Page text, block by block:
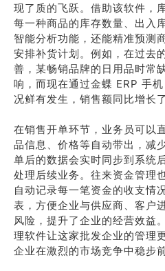
现了质的飞跃。借助该软件，
每一种商品的库存数量、出入
智能分析功能，还能精准预测
安排补货计划。例如，在过去
善，某畅销品牌的日用品时常
响，而现在通过金蝶 ERP 手
况鲜有发生，销售额同比增长
在销售开单环节，业务员可以
品信息、价格等自动带出，减
单后的数据会实时同步到系统
处理后续业务。往来资金管理
自动记录每一笔资金的收支情
表，方便企业与供应商、客户
风险，提升了企业的经营效益
理软件让这家批发企业的管理
企业在激烈的市场竞争中稳步前